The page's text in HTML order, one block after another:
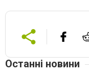
Останні новини